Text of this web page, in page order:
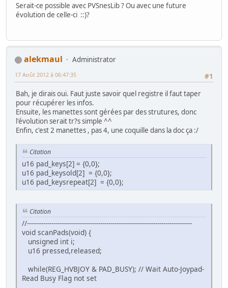
Serait-ce possible avec PVSnesLib ? Ou avec une future
évolution de celle-ci ::)?
alekmaul
Administrator
#1
17 Août 2012 à 06:47:35
Bah, je dirais oui. Faut juste savoir quel registre il faut taper
pour récupérer les infos.
Ensuite, les manettes sont gérées par des strutures, donc
l'évolution serait tr?s simple ^^
Enfin, c'est 2 manettes , pas 4, une coquille dans la doc ça :/
Citation
u16 pad_keys[2] = {0,0};
u16 pad_keysold[2] = {0,0};
u16 pad_keysrepeat[2] = {0,0};
Citation
//---------------------------------------------------------------------------------
void scanPads(void) {
unsigned int i;
u16 pressed,released;
while(REG_HVBJOY & PAD_BUSY); // Wait Auto-Joypad-
Read Busy Flag not set